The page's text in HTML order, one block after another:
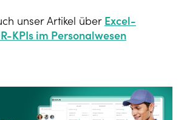
unser Artikel über Excel-
KPIs im Personalwesen